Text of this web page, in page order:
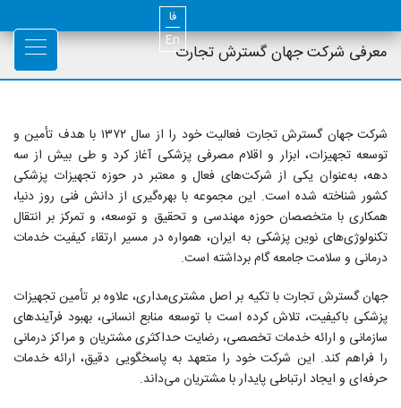
فا
Enمعرفی شرکت جهان گسترش تجارت
شرکت جهان گسترش تجارت فعالیت خود را از سال ۱۳۷۲ با هدف تأمین و
توسعه تجهیزات، ابزار و اقلام مصرفی پزشکی آغاز کرد و طی بیش از سه
دهه، به‌عنوان یکی از شرکت‌های فعال و معتبر در حوزه تجهیزات پزشکی
کشور شناخته شده است. این مجموعه با بهره‌گیری از دانش فنی روز دنیا،
همکاری با متخصصان حوزه مهندسی و تحقیق و توسعه، و تمرکز بر انتقال
تکنولوژی‌های نوین پزشکی به ایران، همواره در مسیر ارتقاء کیفیت خدمات
درمانی و سلامت جامعه گام برداشته است.
جهان گسترش تجارت با تکیه بر اصل مشتری‌مداری، علاوه بر تأمین تجهیزات
پزشکی باکیفیت، تلاش کرده است با توسعه منابع انسانی، بهبود فرآیندهای
سازمانی و ارائه خدمات تخصصی، رضایت حداکثری مشتریان و مراکز درمانی
را فراهم کند. این شرکت خود را متعهد به پاسخگویی دقیق، ارائه خدمات
حرفه‌ای و ایجاد ارتباطی پایدار با مشتریان می‌داند.